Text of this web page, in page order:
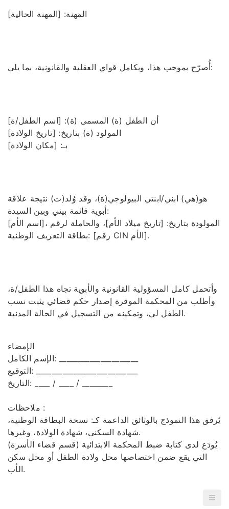
المهنة: [المهنة الحالية]
أُصرّح بموجب هذا، وبكامل قواي العقلية والقانونية، بما يلي:
أن الطفل (ة) المسمى (ة): [اسم الطفل/ة]
المولود (ة) بتاريخ: [تاريخ الولادة]
بـ: [مكان الولادة]
هو(هي) ابني/ابنتي البيولوجي(ة)، وقد وُلد(ت) نتيجة علاقة
أبوية قائمة بيني وبين السيدة:
[اسم الأم]، المولودة بتاريخ: [تاريخ ميلاد الأم]، والحاملة لرقم
بطاقة التعريف الوطنية: [رقم CIN الأم].
وأتحمل كامل المسؤولية القانونية والأبوية تجاه هذا الطفل/ة،
وأطلب من المحكمة الموقرة إصدار حكم قضائي يثبت نسب
الطفل لي، وتمكينه من التسجيل في الحالة المدنية.
الإمضاء
الإسم الكامل: _____________________
التوقيع: ___________________________
التاريخ: ____ / ____ / ________
ملاحظات :
يُرفق هذا النموذج بالوثائق الداعمة كـ: نسخة البطاقة الوطنية،
شهادة السكنى، شهادة الولادة، وغيرها.
يُودَع لدى كتابة ضبط المحكمة الابتدائية (قسم قضاء الأسرة)
التي يقع ضمن اختصاصها محل ولادة الطفل أو محل سكن
الأب.